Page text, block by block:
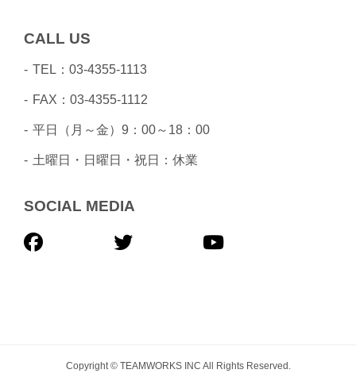
CALL US
TEL：03-4355-1113
FAX：03-4355-1112
平日（月～金）9：00～18：00
土曜日・日曜日・祝日：休業
SOCIAL MEDIA
Copyright © TEAMWORKS INC All Rights Reserved.